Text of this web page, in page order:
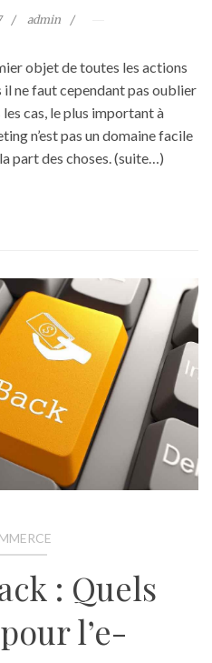
admin
objet de toutes les actions
il ne faut cependant pas oublier
cas, le plus important à
n’est pas un domaine facile
part des choses. (suite…)
: Quels
l’e-